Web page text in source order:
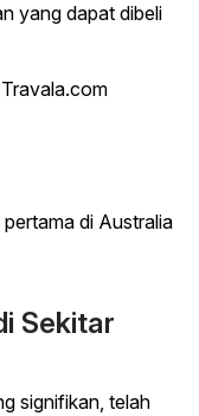
yang dapat dibeli
di Australia
Sekitar
signifikan, telah